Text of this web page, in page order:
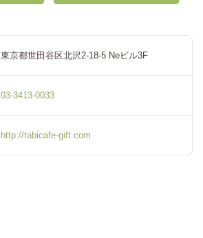
東京都世田谷区北沢2-18-5 Neビル3F
03-3413-0033
http://tabicafe-gift.com